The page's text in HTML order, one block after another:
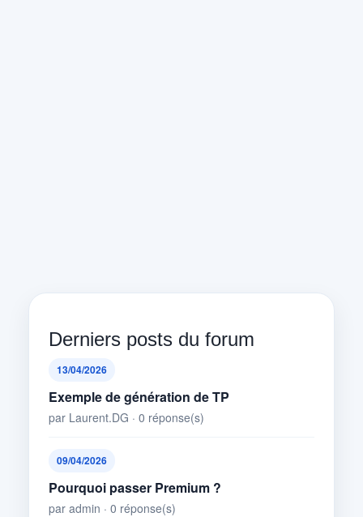
Derniers posts du forum
13/04/2026
Exemple de génération de TP
par Laurent.DG · 0 réponse(s)
09/04/2026
Pourquoi passer Premium ?
par admin · 0 réponse(s)